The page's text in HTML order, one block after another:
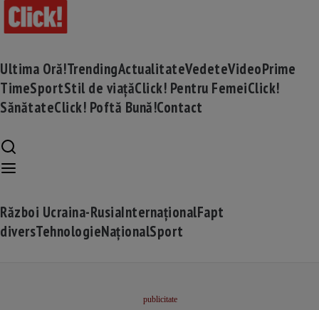
Ultima Oră!TrendingActualitateVedeteVideoPrime
TimeSportStil de viațăClick! Pentru FemeiClick!
SănătateClick! Poftă Bună!Contact
Război Ucraina-RusiaInternaționalFapt
diversTehnologieNaționalSport